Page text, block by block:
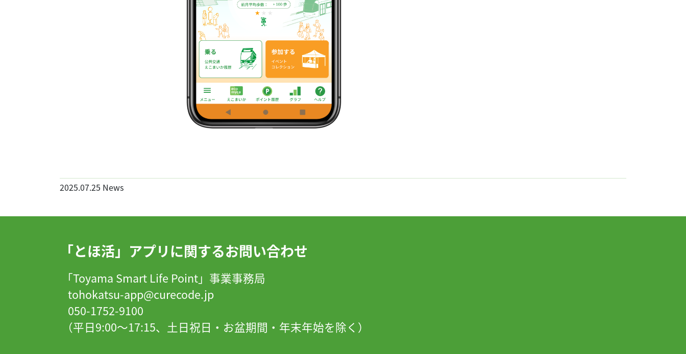
2025.07.25 News
「とほ活」アプリに関するお問い合わせ
「Toyama Smart Life Point」事業事務局
tohokatsu-app@curecode.jp
050-1752-9100
（平日9:00～17:15、土日祝日・お盆期間・年末年始を除く）